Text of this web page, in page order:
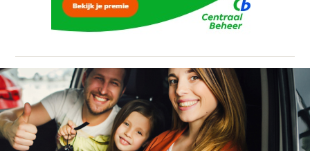
Lederen interieurdelen
Lederen stuurwiel
Lendesteunen (verstelbaar)
Passagiersstoel in hoogte verstelbaar
Regensensor
Sportstoelen
Stuurbekrachtiging
Stuur verstelbaar
viaBOVAG.nl verwerkt je persoonsgegevens
om je aanvraag zo goed mogelijk bij de
aanbieder te brengen. Lees hier meer over in